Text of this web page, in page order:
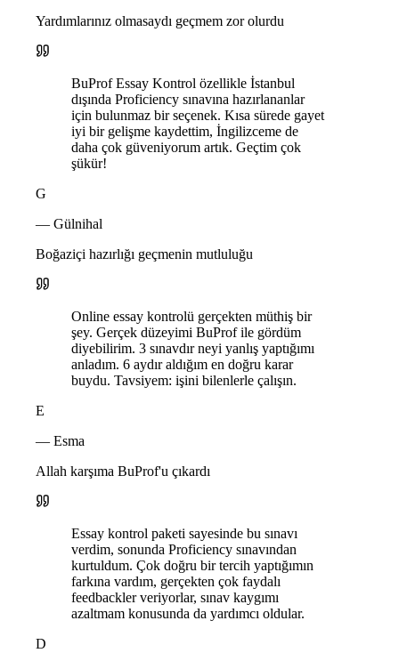
Yardımlarınız olmasaydı geçmem zor olurdu
BuProf Essay Kontrol özellikle İstanbul
dışında Proficiency sınavına hazırlananlar
için bulunmaz bir seçenek. Kısa sürede gayet
iyi bir gelişme kaydettim, İngilizceme de
daha çok güveniyorum artık. Geçtim çok
şükür!
G
— Gülnihal
Boğaziçi hazırlığı geçmenin mutluluğu
Online essay kontrolü gerçekten müthiş bir
şey. Gerçek düzeyimi BuProf ile gördüm
diyebilirim. 3 sınavdır neyi yanlış yaptığımı
anladım. 6 aydır aldığım en doğru karar
buydu. Tavsiyem: işini bilenlerle çalışın.
E
— Esma
Allah karşıma BuProf'u çıkardı
Essay kontrol paketi sayesinde bu sınavı
verdim, sonunda Proficiency sınavından
kurtuldum. Çok doğru bir tercih yaptığımın
farkına vardım, gerçekten çok faydalı
feedbackler veriyorlar, sınav kaygımı
azaltmam konusunda da yardımcı oldular.
D